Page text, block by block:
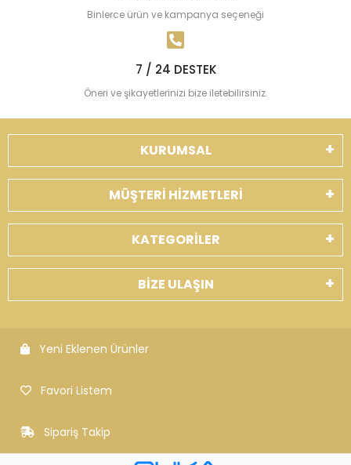
Binlerce ürün ve kampanya seçeneği
7 / 24 DESTEK
Öneri ve şikayetlerinizi bize iletebilirsiniz.
KURUMSAL
MÜŞTERİ HİZMETLERİ
KATEGORİLER
BİZE ULAŞIN
Yeni Eklenen Ürünler
Favori Listem
Sipariş Takip